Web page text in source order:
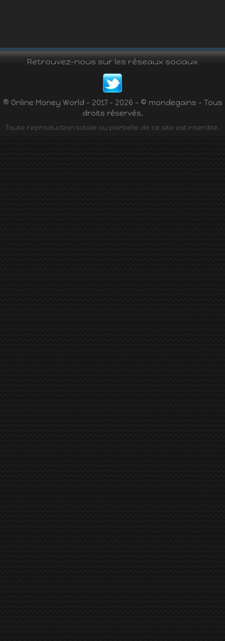
Retrouvez-nous sur les réseaux sociaux
® Online Money World - 2017 - 2026 - © mondegains - Tous
droits réservés.
Toute reproduction totale ou partielle de ce site est interdite.